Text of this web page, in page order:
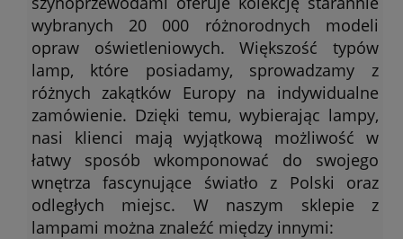
wybranych 20 000 różnorodnych modeli
opraw oświetleniowych. Większość typów
lamp, które posiadamy, sprowadzamy z
różnych zakątków Europy na indywidualne
zamówienie. Dzięki temu, wybierając lampy,
nasi klienci mają wyjątkową możliwość w
łatwy sposób wkomponować do swojego
wnętrza fascynujące światło z Polski oraz
odległych miejsc. W naszym sklepie z
lampami można znaleźć między innymi: